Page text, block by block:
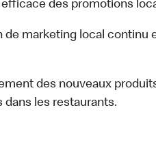
des promotions
marketing local continu
des nouveaux produits
les restaurants.